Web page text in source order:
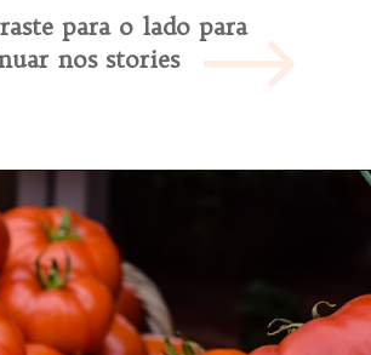
para o lado para
nos stories